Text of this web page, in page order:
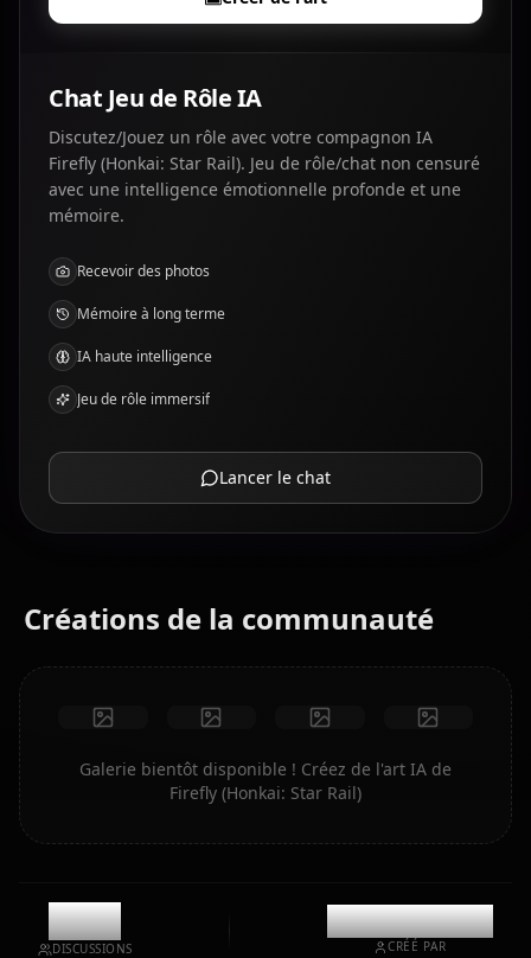
Chat Jeu de Rôle IA
Discutez/Jouez un rôle avec votre compagnon IA
Firefly (Honkai: Star Rail). Jeu de rôle/chat non censuré
avec une intelligence émotionnelle profonde et une
mémoire.
Recevoir des photos
Mémoire à long terme
IA haute intelligence
Jeu de rôle immersif
Lancer le chat
Créations de la communauté
Galerie bientôt disponible ! Créez de l'art IA de
Firefly (Honkai: Star Rail)
10.8k
DISCUSSIONS
@casualwaifus
CRÉÉ PAR